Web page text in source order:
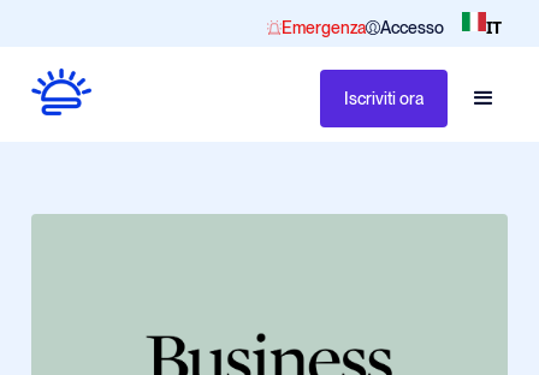
Emergenza Accesso IT
Iscriviti ora